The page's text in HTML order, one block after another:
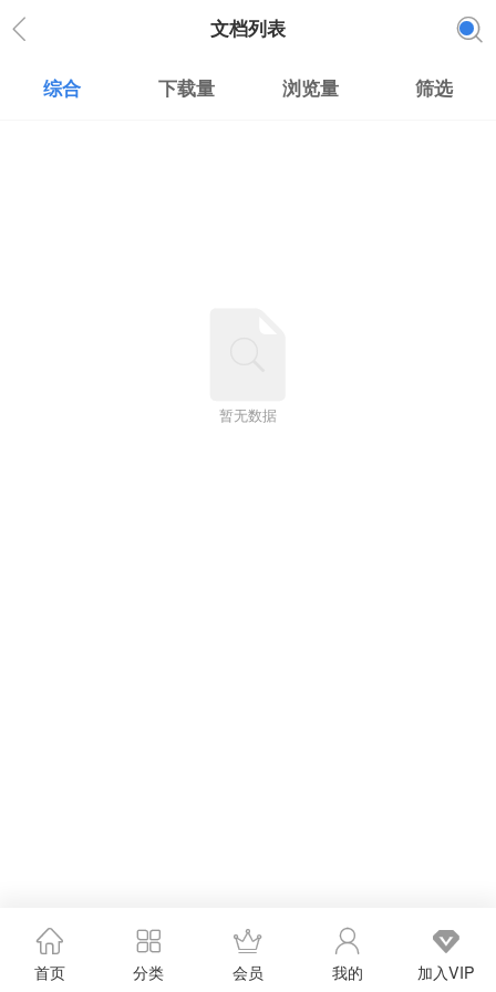
文档列表
综合 下载量 浏览量 筛选
暂无数据
首页 分类 会员 我的 加入VIP